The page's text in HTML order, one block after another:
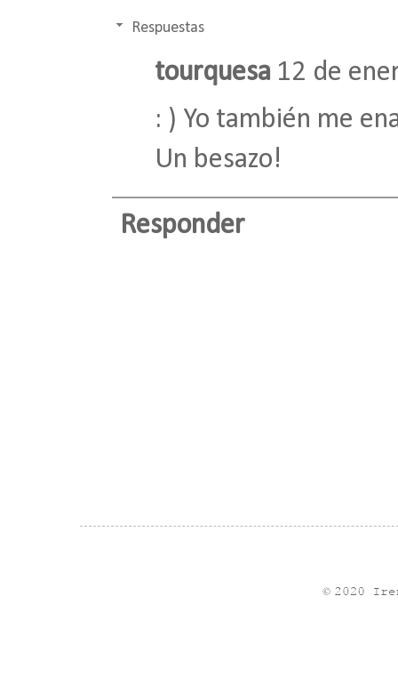
Respuestas
tourquesa 12 de
: ) Yo también me
Un besazo!
Responder